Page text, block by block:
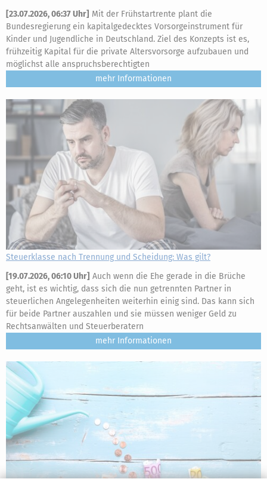
[23.07.2026, 06:37 Uhr] Mit der Frühstartrente plant die
Bundesregierung ein kapitalgedecktes Vorsorgeinstrument für
Kinder und Jugendliche in Deutschland. Ziel des Konzepts ist es,
frühzeitig Kapital für die private Altersvorsorge aufzubauen und
möglichst alle anspruchsberechtigten
mehr
Steuerklasse nach Trennung und Scheidung: Was gilt?
[19.07.2026, 06:10 Uhr] Auch wenn die Ehe gerade in die Brüche
geht, ist es wichtig, dass sich die nun getrennten Partner in
steuerlichen Angelegenheiten weiterhin einig sind. Das kann sich
für beide Partner auszahlen und sie müssen weniger Geld zu
Rechtsanwälten und Steuerberatern
mehr